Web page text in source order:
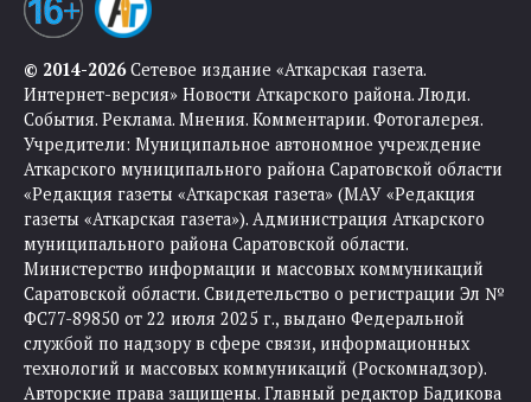
© 2014-2026Сетевое издание «Аткарская газета.
Интернет-версия» Новости Аткарского района. Люди.
События. Реклама. Мнения. Комментарии. Фотогалерея.
Учредители: Муниципальное автономное учреждение
Аткарского муниципального района Саратовской области
«Редакция газеты «Аткарская газета» (МАУ «Редакция
газеты «Аткарская газета»). Администрация Аткарского
муниципального района Саратовской области.
Министерство информации и массовых коммуникаций
Саратовской области. Свидетельство о регистрации Эл №
ФС77-89850 от 22 июля 2025 г., выдано Федеральной
службой по надзору в сфере связи, информационных
технологий и массовых коммуникаций (Роскомнадзор).
Авторские права защищены. Главный редактор Бадикова